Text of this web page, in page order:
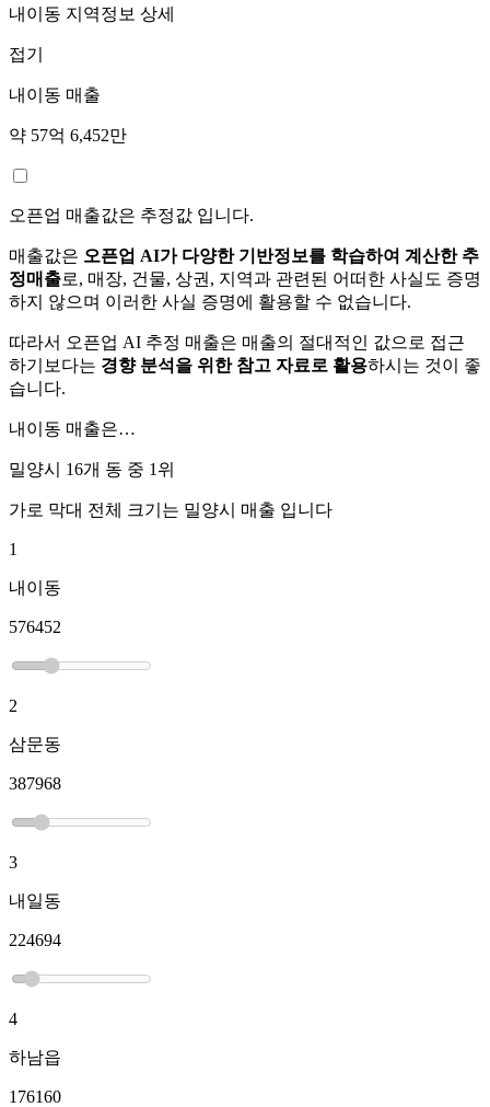
내이동 지역정보 상세
접기
내이동 매출
약 57억 6,452만
오픈업 매출값은 추정값 입니다.
매출값은 오픈업 AI가 다양한 기반정보를 학습하여 계산한 추
정매출로, 매장, 건물, 상권, 지역과 관련된 어떠한 사실도 증명
하지 않으며 이러한 사실 증명에 활용할 수 없습니다.
따라서 오픈업 AI 추정 매출은 매출의 절대적인 값으로 접근
하기보다는 경향 분석을 위한 참고 자료로 활용하시는 것이 좋
습니다.
내이동 매출은…
밀양시 16개 동 중 1위
가로 막대 전체 크기는 밀양시 매출 입니다
1
내이동
576452
2
삼문동
387968
3
내일동
224694
4
하남읍
176160